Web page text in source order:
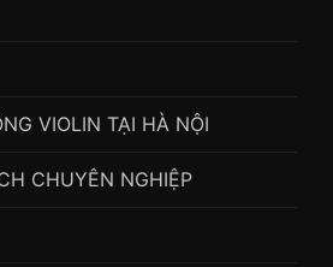
VIOLIN TẠI HÀ NỘI
CHUYÊN NGHIỆP